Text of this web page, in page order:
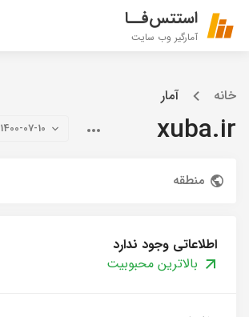
استتس‌فــا
آمارگیر وب سایت
خانه آمار
xuba.ir 1400-07-10 الی 29-01-1405
منطقه
اطلاعاتی وجود ندارد
بالاترین محبوبیت